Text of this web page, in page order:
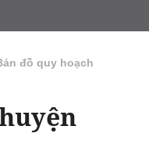
đồ quy hoạch